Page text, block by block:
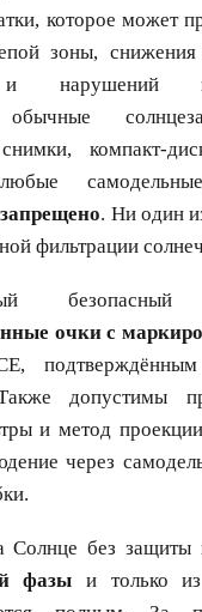
которое может
зоны,
нарушений
обычные
компакт-
. Ни один
фильтрации
очки с
подтверждённым
допустимы
и метод
через
Солнце без
фазы и только